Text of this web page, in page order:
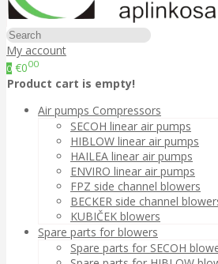
My account
0 €000
Product cart is empty!
Air pumps Compressors
SECOH linear air pumps
HIBLOW linear air pumps
HAILEA linear air pumps
ENVIRO linear air pumps
FPZ side channel blowers
BECKER side channel
KUBIČEK blowers
Spare parts for blowers
Spare parts for SECOH